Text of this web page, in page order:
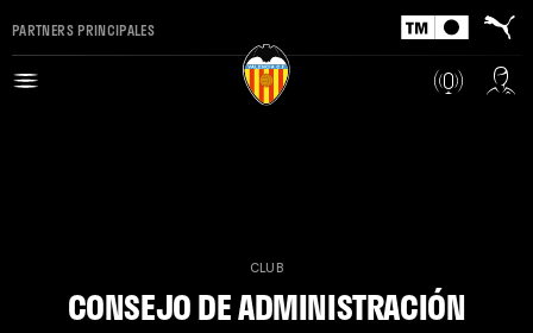
PARTNERS PRINCIPALES
CLUB
CONSEJO DE ADMINISTRACIÓN